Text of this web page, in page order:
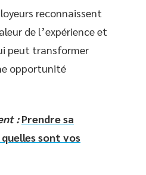
reconnaissent
de l’expérience et
peut transformer
opportunité
: Prendre sa
sont vos